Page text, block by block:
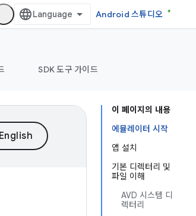
Android 스튜디오
SDK 도구 가이드
이 페이지의 내용
에뮬레이터 시작
앱 설치
기본 디렉터리 및
파일 이해
AVD 시스템 디
렉터리